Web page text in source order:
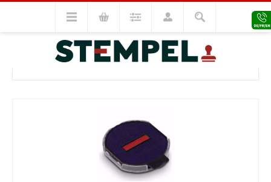
Stempel Zubehör Ersatz Stempelkissen
ERSATZ STEMPELKISSEN